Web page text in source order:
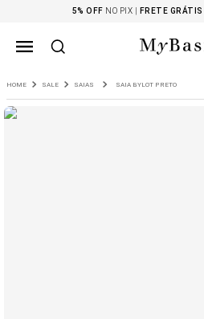
5% OFF NO PIX | FRETE GRÁTIS
SALE SAIAS SAIA BYLOT PRETO